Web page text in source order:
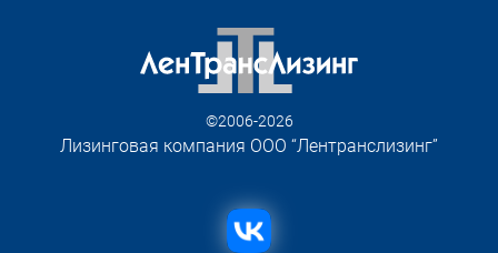
©2006-2026
Лизинговая компания ООО “Лентранслизинг”